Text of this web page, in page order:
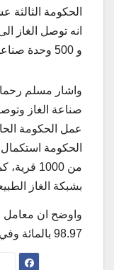
الحكومة
و 500 وحدة صناعية في البلاد.
واشار مسلم
صناعة الغاز
عمل الحكومة
بشبكة الغاز
واوضح ان معامل
98.97 بالمائة وفي القرى 86.1 بالمائة.